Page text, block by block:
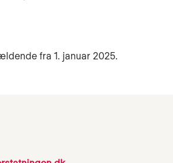
fra 1. januar 2025.